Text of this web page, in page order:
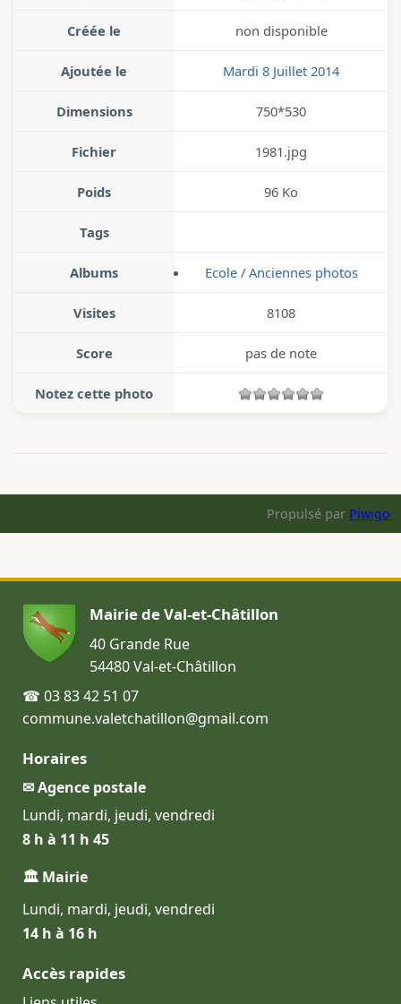
Créée le non disponible
Ajoutée le Mardi 8 Juillet 2014
Dimensions 750*530
Fichier 1981.jpg
Poids 96 Ko
Tags
Albums Ecole/ Anciennes photos
Visites 8108
Score pas de note
Notez cette photo
Propulsé par Piwigo
Mairie de Val-et-Châtillon
40 Grande Rue
54480 Val-et-Châtillon
☎ 03 83 42 51 07
commune.valetchatillon@gmail.com
Horaires
✉ Agence postale
Lundi, mardi, jeudi, vendredi
8 h à 11 h 45
🏛 Mairie
Lundi, mardi, jeudi, vendredi
14 h à 16 h
Accès rapides